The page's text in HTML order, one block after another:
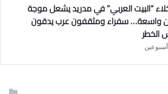
“البيت العربي” في مدريد يشعل موجة
واسعة… سفراء ومثقفون عرب يدقون
الخطر